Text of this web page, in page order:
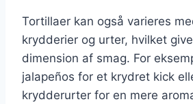
Tortillaer kan også varieres
krydderier og urter, hvilket
dimension af smag. For
jalapeños for et krydret kick
krydderurter for en mere